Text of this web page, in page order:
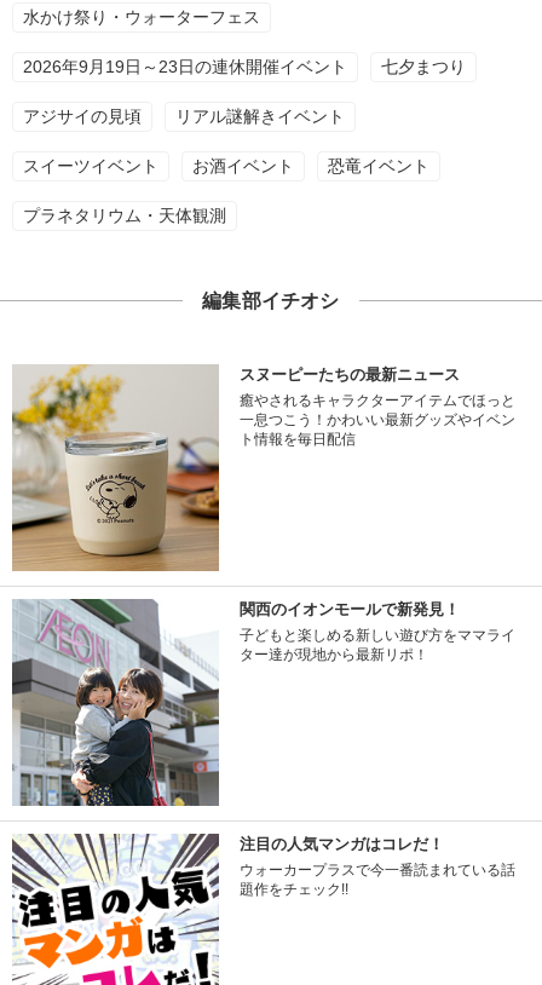
水かけ祭り・ウォーターフェス
2026年9月19日～23日の連休開催イベント 七夕まつり
アジサイの見頃 リアル謎解きイベント
スイーツイベント お酒イベント 恐竜イベント
プラネタリウム・天体観測
編集部イチオシ
スヌーピーたちの最新ニュース
癒やされるキャラクターアイテムでほっと
一息つこう！かわいい最新グッズやイベン
ト情報を毎日配信
関西のイオンモールで新発見！
子どもと楽しめる新しい遊び方をママライ
ター達が現地から最新リポ！
注目の人気マンガはコレだ！
ウォーカープラスで今一番読まれている話
題作をチェック!!